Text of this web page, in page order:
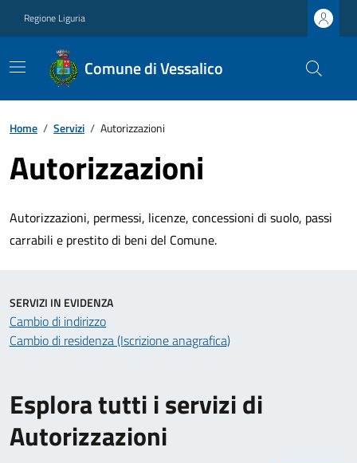
Regione Liguria
Comune di Vessalico
Home / Servizi / Autorizzazioni
Autorizzazioni
Autorizzazioni, permessi, licenze, concessioni di suolo, passi
carrabili e prestito di beni del Comune.
Esplora tutti i servizi di
Autorizzazioni
SERVIZI IN EVIDENZA
Cambio di indirizzo
Cambio di residenza (Iscrizione anagrafica)